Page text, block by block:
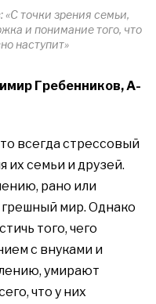
точки зрения семьи,
и понимание того, что
наступит»
Гребенников, A-
всегда стрессовый
их семьи и друзей.
рано или
мир. Однако
того, чего
с внуками и
умирают
что у них